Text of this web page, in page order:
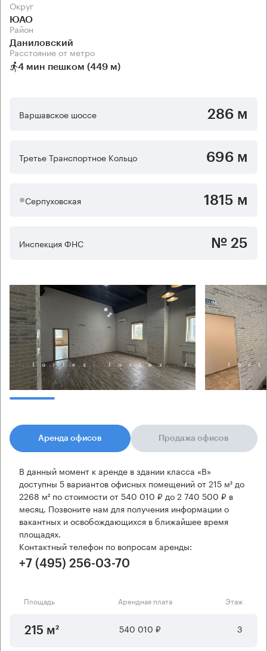
Округ
ЮАО
Район
Даниловский
Расстояние от метро
4 мин пешком (449 м)
Варшавское шоссе 286 м
Третье Транспортное Кольцо 696 м
Серпуховская 1815 м
Инспекция ФНС № 25
Аренда офисов Продажа офисов
В данный момент к аренде в здании класса «B»
доступны 5 вариантов офисных помещений от 215 м² до
2268 м² по стоимости от 540 010 ₽ до 2 740 500 ₽ в
месяц. Позвоните нам для получения информации о
вакантных и освобождающихся в ближайшее время
площадях.
Контактный телефон по вопросам аренды:
+7 (495) 256-03-70
Площадь Арендная плата Этаж
215 м² 540 010 ₽ 3